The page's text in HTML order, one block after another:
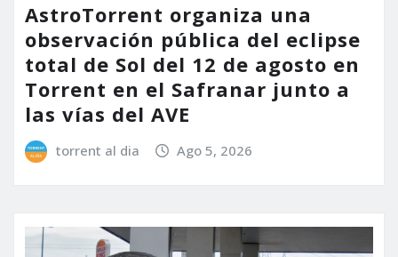
AstroTorrent organiza una
observación pública del eclipse
total de Sol del 12 de agosto en
Torrent en el Safranar junto a
las vías del AVE
torrent al dia Ago 5, 2026